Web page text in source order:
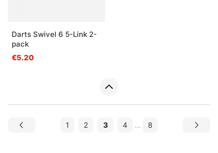
Darts Swivel 6 5-Link 2-
pack
€5.20
1 2 3 4 ... 8